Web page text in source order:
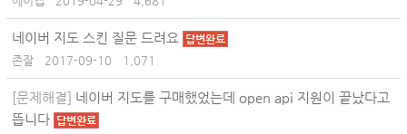
네이버 지도 스킨 질문 드려요 답변완료
존잘 2017-09-10 1,071
[문제해결] 네이버 지도를 구매했었는데 open api 지원이 끝났다고
뜹니다 답변완료